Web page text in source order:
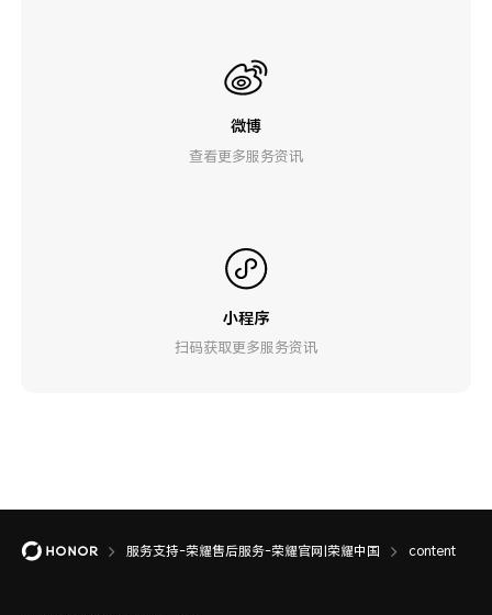
微博
查看更多服务资讯
小程序
扫码获取更多服务资讯
服务支持-荣耀售后服务-荣耀官网|荣耀中国 content